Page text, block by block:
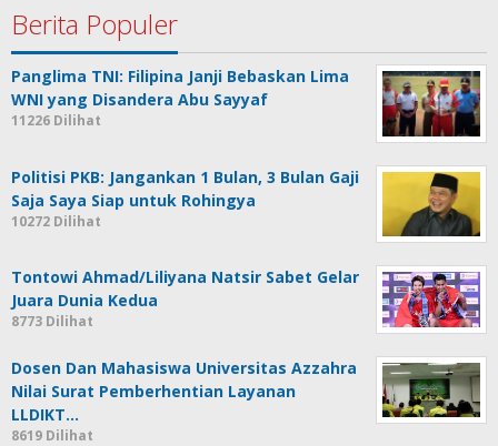
Berita Populer
Panglima TNI: Filipina Janji Bebaskan Lima
WNI yang Disandera Abu Sayyaf
11226 Dilihat
Politisi PKB: Jangankan 1 Bulan, 3 Bulan Gaji
Saja Saya Siap untuk Rohingya
10272 Dilihat
Tontowi Ahmad/Liliyana Natsir Sabet Gelar
Juara Dunia Kedua
8773 Dilihat
Dosen Dan Mahasiswa Universitas Azzahra
Nilai Surat Pemberhentian Layanan
LLDIKT…
8619 Dilihat